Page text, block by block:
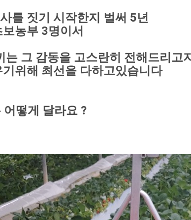
를 짓기 시작한지 벌써 5년
농부 3명이서
그 감동을 고스란히 전해드리고
위해 최선을 다하고있습니다
떻게 달라요 ?